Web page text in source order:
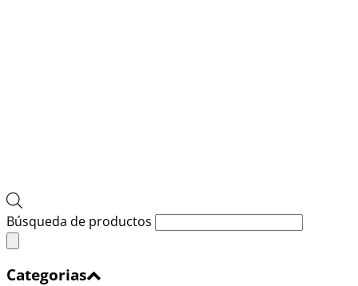
Búsqueda de productos
Categorias